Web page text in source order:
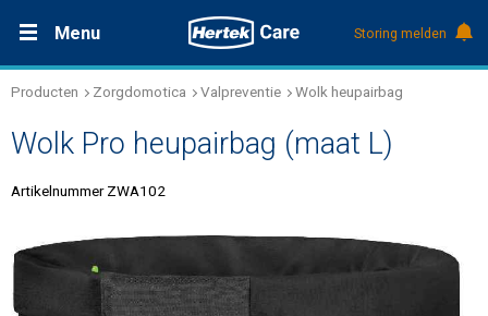
Menu
Nieuws
Over Hertek
Werken bij Hertek
Storing melden
Productdocumentatie (DMS)
+31 (0)495 584111
Producten Zorgdomotica Valpreventie Wolk heupairbag
Wolk Pro heupairbag (maat L)
Artikelnummer ZWA102